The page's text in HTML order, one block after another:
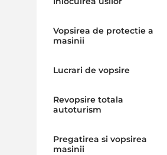
Vopsirea de protectie a
masinii
Lucrari de vopsire
Revopsire totala
autoturism
Pregatirea si vopsirea
masinii